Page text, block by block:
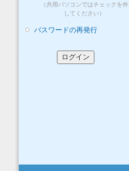
（共用パソコンではチェックを外
してください）
パスワードの再発行